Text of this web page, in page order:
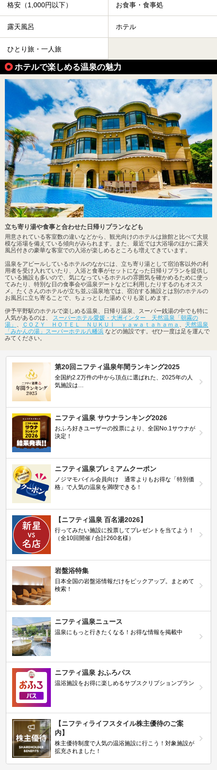
格安（1,000円以下） お食事・食事処
露天風呂 ホテル
ひとり旅・一人旅
ホテルで楽しめる温泉の魅力
立ち寄り湯や食事と合わせた日帰りプランなども
用意されている客室数の違いなどから、観光向けのホテルは旅館と比べて大規
模な浴場を備えている傾向がみられます。また、最近では大浴場のほかに露天
風呂付きの豪華な客室での入浴が楽しめるところも増えてきています。
温泉をアピールしているホテルのなかには、立ち寄り湯として宿泊客以外の利
用者を受け入れていたり、入浴と食事がセットになった日帰りプランを提供し
ている施設も多いので、気になっているホテルの雰囲気を確かめるために使っ
てみたり、特別な日の食事会や温泉デートなどに利用したりするのもオスス
メ。たくさんのホテルが立ち並ぶ温泉地では、宿泊する施設とは別のホテルの
お風呂に立ち寄ることで、ちょっとした湯めぐりも楽しめます。
伊予平野駅のホテルで楽しめる温泉、日帰り温泉、スーパー銭湯の中でも特に
人気があるのは、 スーパーホテル愛媛・大洲インター 天然温泉「朝霧の
湯」 、 ＣＯＺＹ ＨＯＴＥＬ ＮＵＫＵＩ ｙａｗａｔａｈａｍａ 、 天然温泉
「みかんの湯」スーパーホテル八幡浜 などの施設です。ぜひ一度は足を運んで
みてください。
第20回ニフティ温泉年間ランキング2025
全国約2.2万件の中から頂点に選ばれた、2025年の人
気施設は…
ニフティ温泉 サウナランキング2026
おふろ好きユーザーの投票により、全国No.1サウナが
決定！
ニフティ温泉プレミアムクーポン
ノジマモバイル会員向け 通常よりもお得な「特別価
格」で人気の温泉を満喫できる！
【ニフティ温泉 百名湯2026】
行ってみたい施設に投票してプレゼントを当てよう！
（全10回開催 / 合計260名様）
岩盤浴特集
日本全国の岩盤浴情報だけをピックアップ。まとめて
検索！
ニフティ温泉ニュース
温泉にもっと行きたくなる！お得な情報を掲載中
ニフティ温泉 おふろパス
温浴施設をお得に楽しめるサブスクリプションプラン
【ニフティライフスタイル株主優待のご案
内】
株主優待制度で人気の温浴施設に行こう！対象施設が
拡充されました！